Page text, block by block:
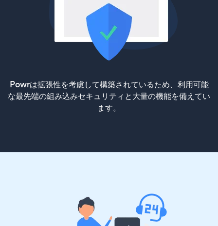
Powrは拡張性を考慮して構築されているため、利用可能
な最先端の組み込みセキュリティと大量の機能を備えてい
ます。